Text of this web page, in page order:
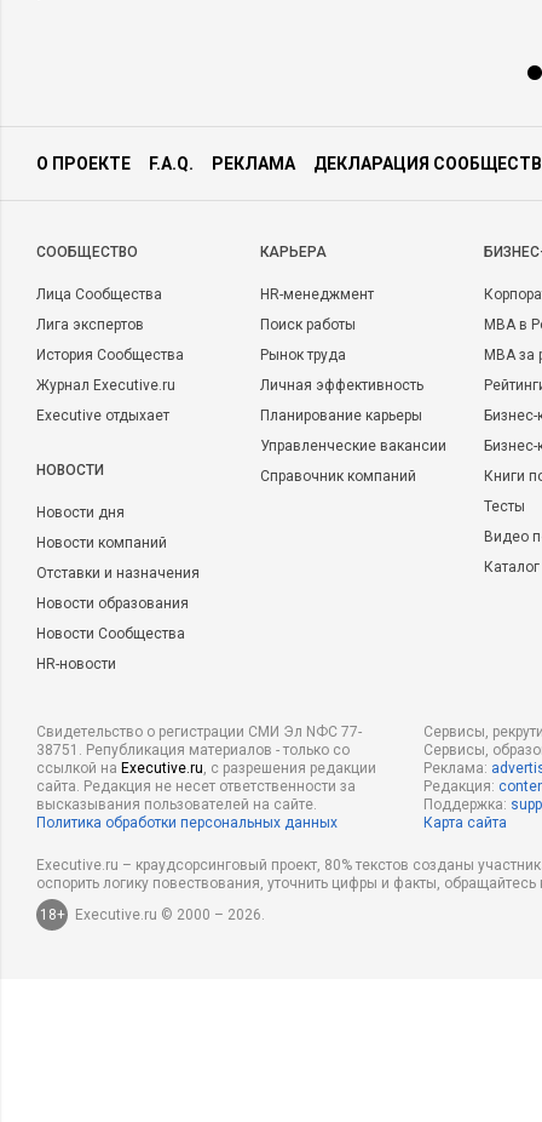
О ПРОЕКТЕ F.A.Q. РЕКЛАМА ДЕКЛАРАЦИЯ
CООБЩЕСТВО
Лица Сообщества
Лига экспертов
История Сообщества
Журнал Executive.ru
Executive отдыхает
НОВОСТИ
Новости дня
Новости компаний
Отставки и назначения
Новости образования
Новости Сообщества
HR-новости
КАРЬЕРА
HR-менеджмент
Поиск работы
Рынок труда
Личная эффективность
Планирование карьеры
Управленческие вакансии
Справочник компаний
MBA в
MBA
Бизнес-
Книги
Тесты
Видео
Свидетельство о регистрации СМИ Эл NФС 77-
38751. Републикация материалов - только со
ссылкой на Executive.ru, с разрешения редакции
сайта. Редакция не несет ответственности за
высказывания пользователей на сайте.
Политика обработки персональных данных
Сервисы,
Сервисы,
Реклама:
Редакция:
Поддержка:
Карта сайта
Executive.ru – краудсорсинговый проект, 80% текстов созданы
оспорить логику повествования, уточнить цифры и факты,
18+
Executive.ru © 2000 – 2026.